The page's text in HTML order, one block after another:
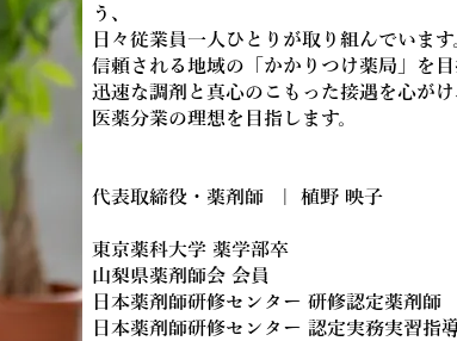
う、
日々従業員一人ひとりが取り組んでいます
信頼される地域の「かかりつけ薬局」を
迅速な調剤と真心のこもった接遇を心が
医薬分業の理想を目指します。
代表取締役・薬剤師 | 植野 映子
東京薬科大学 薬学部卒
山梨県薬剤師会 会員
日本薬剤師研修センター 研修認定薬剤師
日本薬剤師研修センター 認定実務実習指